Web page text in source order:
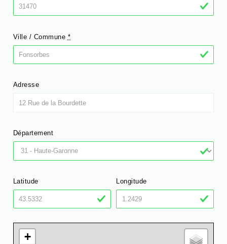
Ville / Commune *
Adresse
Département
Latitude Longitude
+